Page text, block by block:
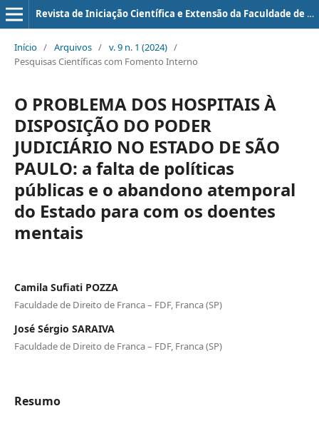
Revista de Iniciação Científica e Extensão da Faculdade de Direito de Franca
Início / Arquivos / v. 9 n. 1 (2024) /
Pesquisas Científicas com Fomento Interno
O PROBLEMA DOS HOSPITAIS À
DISPOSIÇÃO DO PODER
JUDICIÁRIO NO ESTADO DE SÃO
PAULO: a falta de políticas
públicas e o abandono atemporal
do Estado para com os doentes
mentais
Camila Sufiati POZZA
Faculdade de Direito de Franca – FDF, Franca (SP)
José Sérgio SARAIVA
Faculdade de Direito de Franca – FDF, Franca (SP)
Resumo